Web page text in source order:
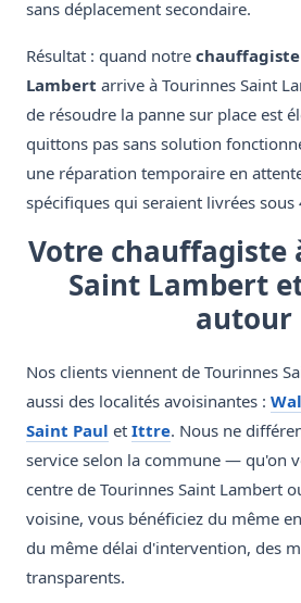
sans déplacement secondaire.
Résultat : quand notre
Lambert arrive à Tourinnes Saint
de résoudre la panne sur place est
quittons pas sans solution
une réparation temporaire en
spécifiques qui seraient livrées sous
Votre chauffagiste
Saint Lambert
autour
Nos clients viennent de Tourinnes
aussi des localités avoisinantes :
Saint Paul et Ittre. Nous ne
service selon la commune — qu'on
centre de Tourinnes Saint Lambert
voisine, vous bénéficiez du même
du même délai d'intervention, des
transparents.